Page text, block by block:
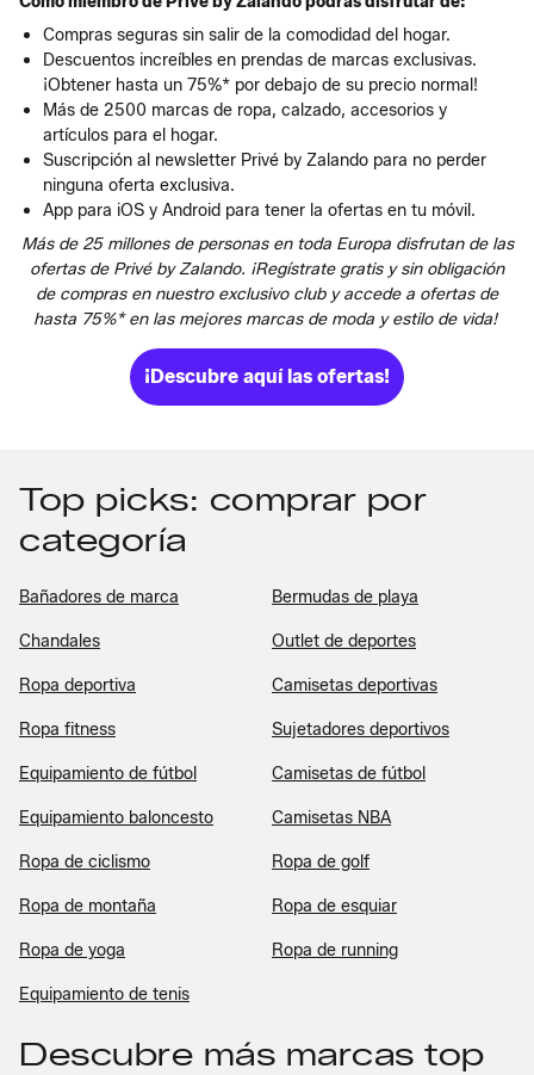
Compras seguras sin salir de la comodidad del hogar.
Descuentos increíbles en prendas de marcas exclusivas.
¡Obtener hasta un 75%* por debajo de su precio normal!
Más de 2500 marcas de ropa, calzado, accesorios y
artículos para el hogar.
Suscripción al newsletter Privé by Zalando para no perder
ninguna oferta exclusiva.
App para iOS y Android para tener la ofertas en tu móvil.
Más de 25 millones de personas en toda Europa disfrutan de las
ofertas de Privé by Zalando. ¡Regístrate gratis y sin obligación
de compras en nuestro exclusivo club y accede a ofertas de
hasta 75%* en las mejores marcas de moda y estilo de vida!
¡Descubre aquí las ofertas!
Top picks: comprar por
categoría
Bañadores de marca Bermudas de playa
Chandales Outlet de deportes
Ropa deportiva Camisetas deportivas
Ropa fitness Sujetadores deportivos
Equipamiento de fútbol Camisetas de fútbol
Equipamiento baloncesto Camisetas NBA
Ropa de ciclismo Ropa de golf
Ropa de montaña Ropa de esquiar
Ropa de yoga Ropa de running
Equipamiento de tenis
Descubre más marcas top